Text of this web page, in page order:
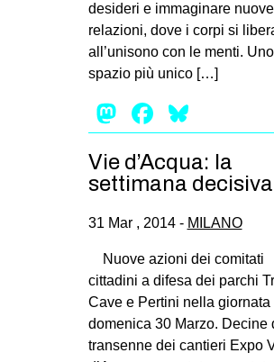
SPAZI
SPORT POPOLARE
MOVIMENTI
AMBIENTE
DIRITTO ALL’ABITARE
MIGRAZIONI
PRECARIATO
REPRESSIONE
STUDENTI
desideri e immaginare nuove
relazioni, dove i corpi si
all’unisono con le menti. Uno
spazio più unico […]
Mastodon
Facebook
Vie d’Acqua: la
settimana
31 Mar , 2014 - MILANO
Nuove azioni dei comitati
cittadini a difesa dei parchi
Cave e Pertini nella giornata
domenica 30 Marzo. Decine
transenne dei cantieri Expo